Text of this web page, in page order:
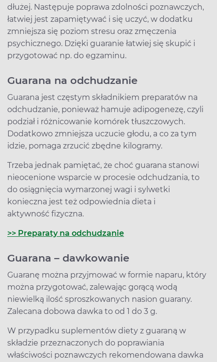
dłużej. Następuje poprawa zdolności poznawczych,
łatwiej jest zapamiętywać i się uczyć, w dodatku
zmniejsza się poziom stresu oraz zmęczenia
psychicznego. Dzięki guaranie łatwiej się skupić i
przygotować np. do egzaminu.
Guarana na odchudzanie
Guarana jest częstym składnikiem preparatów na
odchudzanie, ponieważ hamuje adipogenezę, czyli
podział i różnicowanie komórek tłuszczowych.
Dodatkowo zmniejsza uczucie głodu, a co za tym
idzie, pomaga zrzucić zbędne kilogramy.
Trzeba jednak pamiętać, że choć guarana stanowi
nieocenione wsparcie w procesie odchudzania, to
do osiągnięcia wymarzonej wagi i sylwetki
konieczna jest też odpowiednia dieta i
aktywność fizyczna.
>> Preparaty na odchudzanie
Guarana – dawkowanie
Guaranę można przyjmować w formie naparu, który
można przygotować, zalewając gorącą wodą
niewielką ilość sproszkowanych nasion guarany.
Zalecana dobowa dawka to od 1 do 3 g.
W przypadku suplementów diety z guaraną w
składzie przeznaczonych do poprawiania
właściwości poznawczych rekomendowana dawka